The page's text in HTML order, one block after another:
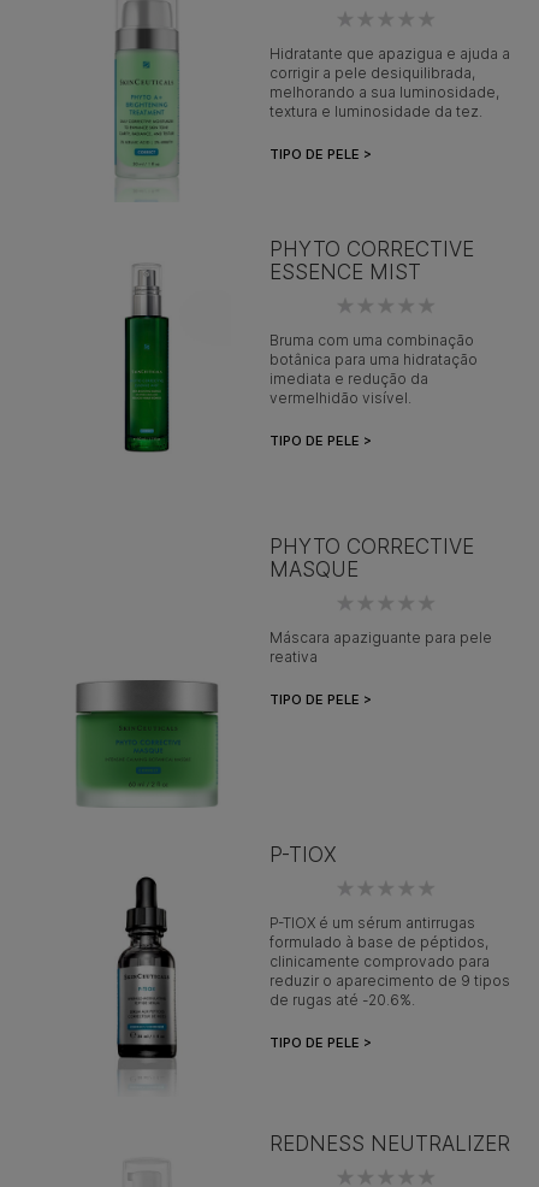
Hidratante que apazigua e ajuda a
corrigir a pele desiquilibrada,
melhorando a sua luminosidade,
textura e luminosidade da tez.
TIPO DE PELE >
PHYTO CORRECTIVE
ESSENCE MIST
Bruma com uma combinação
botânica para uma hidratação
imediata e redução da
vermelhidão visível.
TIPO DE PELE >
PHYTO CORRECTIVE
MASQUE
Máscara apaziguante para pele
reativa
TIPO DE PELE >
P-TIOX
P-TIOX é um sérum antirrugas
formulado à base de péptidos,
clinicamente comprovado para
reduzir o aparecimento de 9 tipos
de rugas até -20.6%.
TIPO DE PELE >
REDNESS NEUTRALIZER